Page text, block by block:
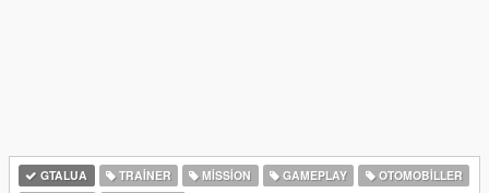
GTALUA TRAINER MISSION GAMEPLAY
OTOMOBILLER